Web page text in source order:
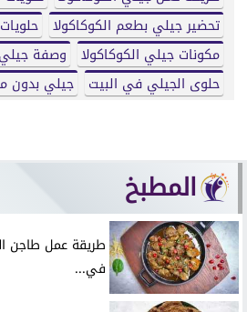
تحضير جيلي بطعم الكوكاكولا
مكونات جيلي الكوكاكولا
وصفة
حلوى الجيلي في البيت
جيلي بدون
المطبخ
طريقة عمل طاجن
في...